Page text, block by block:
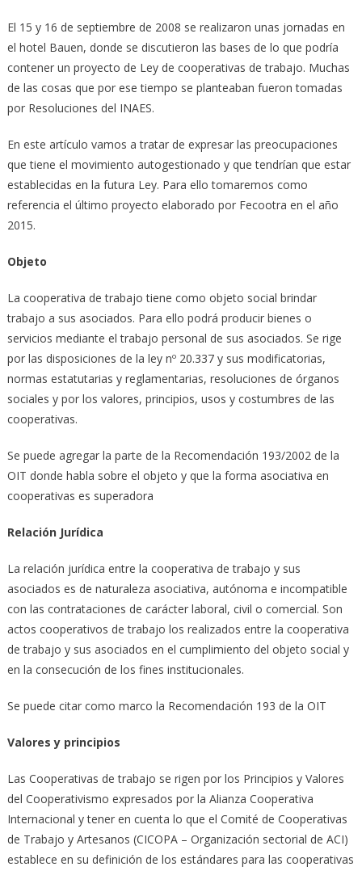
El 15 y 16 de septiembre de 2008 se realizaron unas jornadas en
el hotel Bauen, donde se discutieron las bases de lo que podría
contener un proyecto de Ley de cooperativas de trabajo. Muchas
de las cosas que por ese tiempo se planteaban fueron tomadas
por Resoluciones del INAES.
En este artículo vamos a tratar de expresar las preocupaciones
que tiene el movimiento autogestionado y que tendrían que estar
establecidas en la futura Ley. Para ello tomaremos como
referencia el último proyecto elaborado por Fecootra en el año
2015.
Objeto
La cooperativa de trabajo tiene como objeto social brindar
trabajo a sus asociados. Para ello podrá producir bienes o
servicios mediante el trabajo personal de sus asociados. Se rige
por las disposiciones de la ley nº 20.337 y sus modificatorias,
normas estatutarias y reglamentarias, resoluciones de órganos
sociales y por los valores, principios, usos y costumbres de las
cooperativas.
Se puede agregar la parte de la Recomendación 193/2002 de la
OIT donde habla sobre el objeto y que la forma asociativa en
cooperativas es superadora
Relación Jurídica
La relación jurídica entre la cooperativa de trabajo y sus
asociados es de naturaleza asociativa, autónoma e incompatible
con las contrataciones de carácter laboral, civil o comercial. Son
actos cooperativos de trabajo los realizados entre la cooperativa
de trabajo y sus asociados en el cumplimiento del objeto social y
en la consecución de los fines institucionales.
Se puede citar como marco la Recomendación 193 de la OIT
Valores y principios
Las Cooperativas de trabajo se rigen por los Principios y Valores
del Cooperativismo expresados por la Alianza Cooperativa
Internacional y tener en cuenta lo que el Comité de Cooperativas
de Trabajo y Artesanos (CICOPA – Organización sectorial de ACI)
establece en su definición de los estándares para las cooperativas